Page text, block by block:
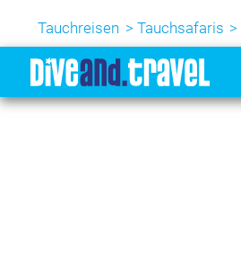
Tauchreisen Tauchsafaris